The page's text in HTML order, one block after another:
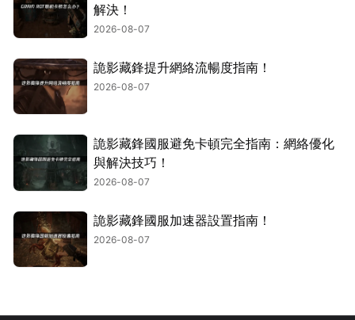
解決！
2026-08-07
詭影藏鋒提升網絡流暢度指南！
2026-08-07
詭影藏鋒國服避免卡頓完全指南：網絡優化
與解決技巧！
2026-08-07
詭影藏鋒國服加速器設置指南！
2026-08-07